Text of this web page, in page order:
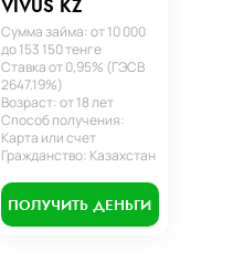
VIVUS KZ
Сумма займа: от 10 000
до 153 150 тенге
Ставка от 0,95% (ГЭСВ
2647.19%)
Возраст: от 18 лет
Способ получения:
Карта или счет
Гражданство: Казахстан
ПОЛУЧИТЬ ДЕНЬГИ